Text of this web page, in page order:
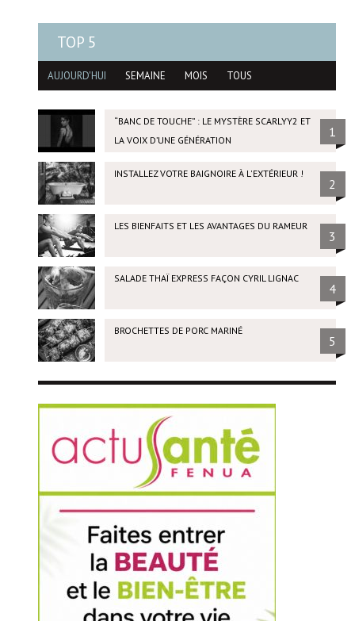
TOP 5
AUJOURD'HUI SEMAINE MOIS TOUS
“BANC DE TOUCHE” : LE MYSTÈRE SCARLYY2 ET
LA VOIX D’UNE GÉNÉRATION
1
INSTALLEZ VOTRE BAIGNOIRE À L'EXTÉRIEUR !
2
LES BIENFAITS ET LES AVANTAGES DU RAMEUR
3
SALADE THAÏ EXPRESS FAÇON CYRIL LIGNAC
4
BROCHETTES DE PORC MARINÉ
5